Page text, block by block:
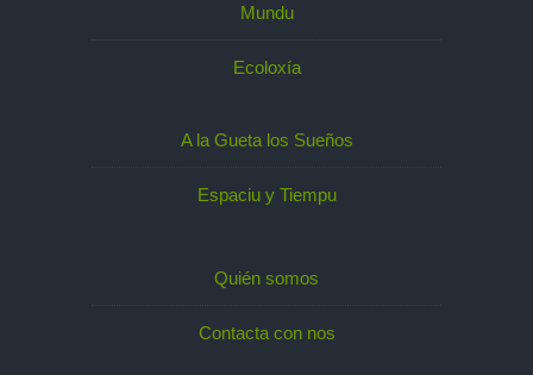
Mundu
Ecoloxía
A la Gueta los Sueños
Espaciu y Tiempu
Quién somos
Contacta con nos